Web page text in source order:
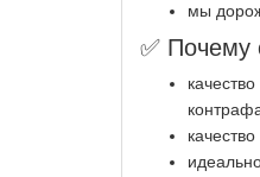
мы
✅ Почему